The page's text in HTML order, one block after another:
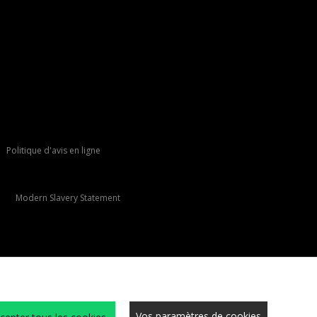
Politique d'avis en ligne
Modern Slavery Statement